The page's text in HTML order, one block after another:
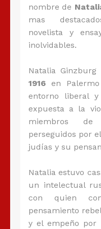
nombre de
mas
novelista y
inolvidables.
Natalia Ginzburg
1916 en
entorno liberal y
expuesta a la
miembros
perseguidos por
judías y su
Natalia estuvo
un intelectual
con quien
pensamiento
y el empeño por